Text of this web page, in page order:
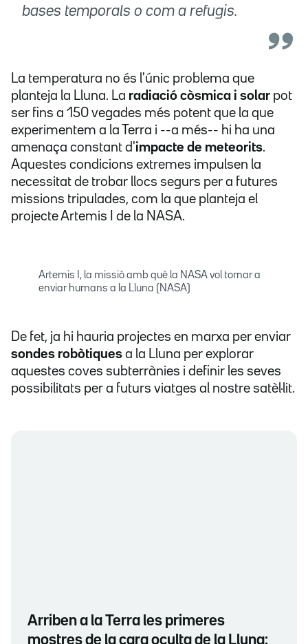
bases temporals o com a refugis.
La temperatura no és l'únic problema que
planteja la Lluna. La radiació còsmica i solar pot
ser fins a 150 vegades més potent que la que
experimentem a la Terra i --a més-- hi ha una
amenaça constant d'impacte de meteorits.
Aquestes condicions extremes impulsen la
necessitat de trobar llocs segurs per a futures
missions tripulades, com la que planteja el
projecte Artemis I de la NASA.
Artemis I, la missió amb què la NASA vol tornar a
enviar humans a la Lluna (NASA)
De fet, ja hi hauria projectes en marxa per enviar
sondes robòtiques a la Lluna per explorar
aquestes coves subterrànies i definir les seves
possibilitats per a futurs viatges al nostre satèl·lit.
Arriben a la Terra les primeres
mostres de la cara oculta de la Lluna: